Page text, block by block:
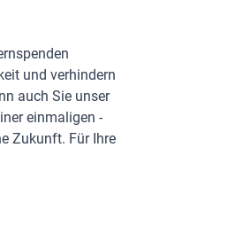
und verhindern
auch Sie unser
einmaligen -
Zukunft. Für Ihre